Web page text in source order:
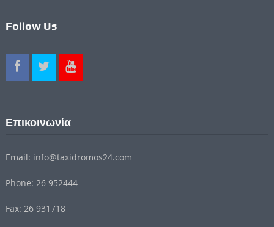
Follow Us
Επικοινωνία
Email: info@taxidromos24.com
Phone: 26 952444
Fax: 26 931718